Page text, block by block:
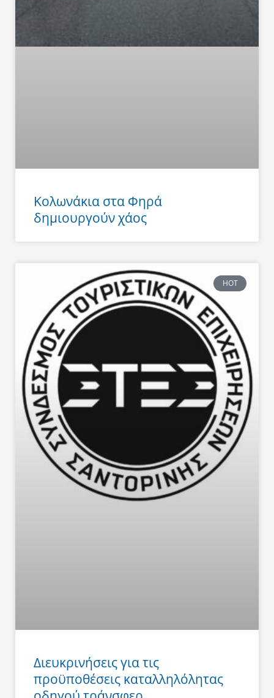
Κολωνάκια στα Φηρά
δημιουργούν χάος
HOT
Διευκρινήσεις για τις
προϋποθέσεις καταλληλόλητας